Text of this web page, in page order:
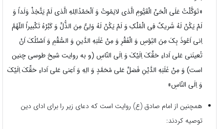
«تَوَکَّلْتُ عَلَی الْحَیِّ الْقَیُّومِ الَّذی لایَمُوتُ وَ اَلْحَمْدُالِلهِ الَّذی لَمْ یَتَّخِذْ وَلَداً وَ
لَمْ یَکُنْ لَهُ شَریکٌ فِی الْمُلْکِ وَ لَمْ یَکُنْ لَهُ وَلِیٌّ مِنَ الذُّلِّ وَ کَبِّرْهُ تَکْبیراً اللّهُمَّ
اِنی اَعُوذَ بِکَ مِنَ البُؤسِ وَ الْفَقْرِ وَ مِنْ غَلَبَهِ الدَّینِ وَ السُّقْمِ وَ اَسْئَلُکَ اَنْ
تُعینَنی عَلی اَداءِ حَقِّکَ اِلَیْکَ وَ اِلَی النّاسِ (و به روایت شیخ طوسی چنین
است) وَ مِنْ غَلَبَهِ الدَّیْنِ فَصَلِّ عَلی مُحَمَّدٍ وَ الِهِ وَ اَعِنی عَلی اَداءِ حَقِّکَ اِلَیْکَ
وَ اِلَی النّاسِ»
همچنین از امام صادق (ع) روایت است که دعای زیر را برای ادای دین
توصیه کردند: